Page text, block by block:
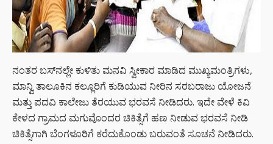
ನಂತರ ಬಸ್‍ನಲ್ಲೇ ಕುಳಿತು ಮನವಿ ಸ್ವೀಕಾರ ಮಾಡಿದ ಮುಖ್ಯಮಂತ್ರಿಗಳು,
ಮಾನ್ವಿ ತಾಲೂಕಿನ ಕಲ್ಲೂರಿಗೆ ಕುಡಿಯುವ ನೀರಿನ ಸರಬರಾಜು ಯೋಜನೆ
ಮತ್ತು ಪದವಿ ಕಾಲೇಜು ತೆರಯುವ ಭರವಸೆ ನೀಡಿದರು. ಇದೇ ವೇಳೆ ಕಿವಿ
ಕೇಳದ ಗ್ರಾಮದ ಮಗುವೊಂದರ ಚಿಕಿತ್ಸೆಗೆ ಹಣ ನೀಡುವ ಭರವಸೆ ನೀಡಿ
ಚಿಕಿತ್ಸೆಗಾಗಿ ಬೆಂಗಳೂರಿಗೆ ಕರೆದುಕೊಂಡು ಬರುವಂತೆ ಸೂಚನೆ ನೀಡಿದರು.